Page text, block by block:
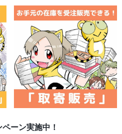
ーン実施中！